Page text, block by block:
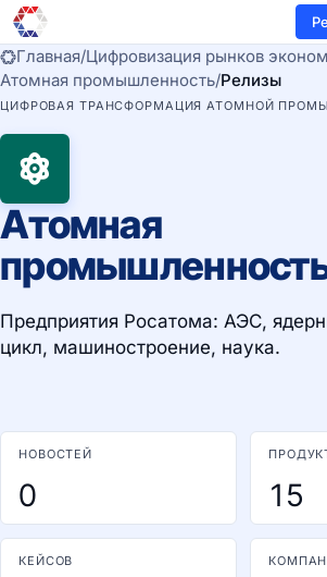
Главная/Цифровизация рынков
Атомная промышленность/Релизы
ЦИФРОВАЯ ТРАНСФОРМАЦИЯ АТОМНОЙ
Атомная
Предприятия Росатома: АЭС,
цикл, машиностроение, наука.
НОВОСТЕЙ
0 15
КЕЙСОВ